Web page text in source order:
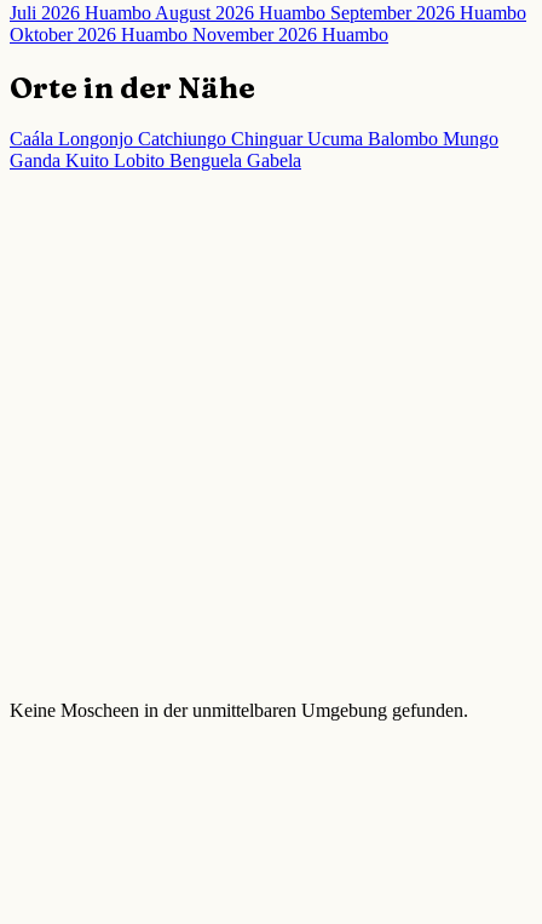
Juli 2026 Huambo August 2026 Huambo September 2026 Huambo
Oktober 2026 Huambo November 2026 Huambo
Orte in der Nähe
Caála Longonjo Catchiungo ChinguarUcuma Balombo Mungo
Ganda Kuito Lobito Benguela Gabela
Keine Moscheen in der unmittelbaren Umgebung gefunden.